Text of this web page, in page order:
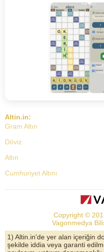
Altin.in:
Gram Altın
Döviz
Altın
Cumhuriyet Altını
Dolar Kuru
Altın Yorumları
Copyright ©
Vagonmedya
1) Altin.in'de yer alan içeriğin
şekilde iddia veya garanti